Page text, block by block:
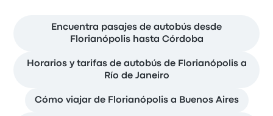
Encuentra pasajes de autobús desde
Florianópolis hasta Córdoba
Horarios y tarifas de autobús de Florianópolis a
Río de Janeiro
Cómo viajar de Florianópolis a Buenos Aires